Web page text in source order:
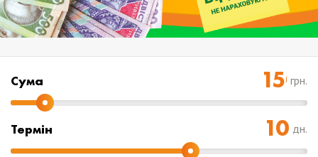
Cума грн.
Термін дн.